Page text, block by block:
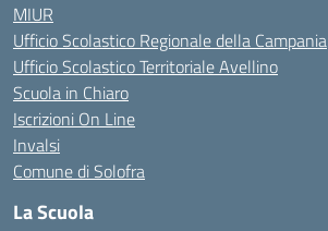
MIUR
Ufficio Scolastico Regionale della Campania
Ufficio Scolastico Territoriale Avellino
Scuola in Chiaro
Iscrizioni On Line
Invalsi
Comune di Solofra
La Scuola